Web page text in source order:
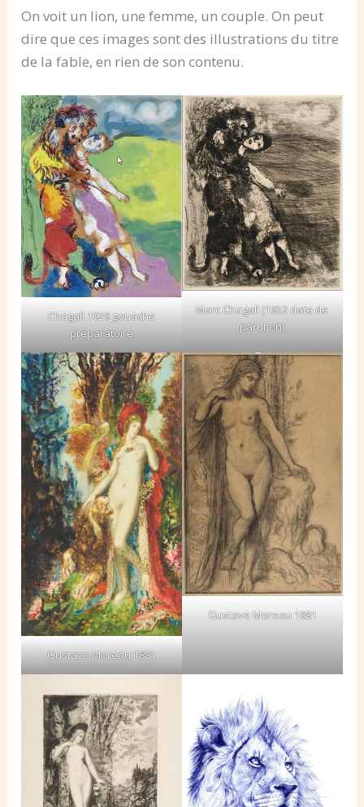
On voit un lion, une femme, un couple. On peut
dire que ces images sont des illustrations du titre
de la fable, en rien de son contenu.
Chagall 1929 gouache
préparatoire
Marc Chagall (1952 date de
parution)
Gustave Moreau 1881
Gustave Moreau 1881